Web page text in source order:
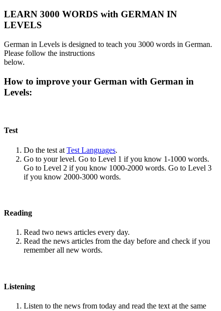
LEARN 3000 WORDS with GERMAN IN
LEVELS
German in Levels is designed to teach you 3000 words in German.
Please follow the instructions
below.
How to improve your German with German in
Levels:
Test
Do the test at Test Languages.
Go to your level. Go to Level 1 if you know 1-1000 words.
Go to Level 2 if you know 1000-2000 words. Go to Level 3
if you know 2000-3000 words.
Reading
Read two news articles every day.
Read the news articles from the day before and check if you
remember all new words.
Listening
Listen to the news from today and read the text at the same